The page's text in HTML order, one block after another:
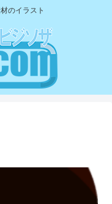
のイラスト